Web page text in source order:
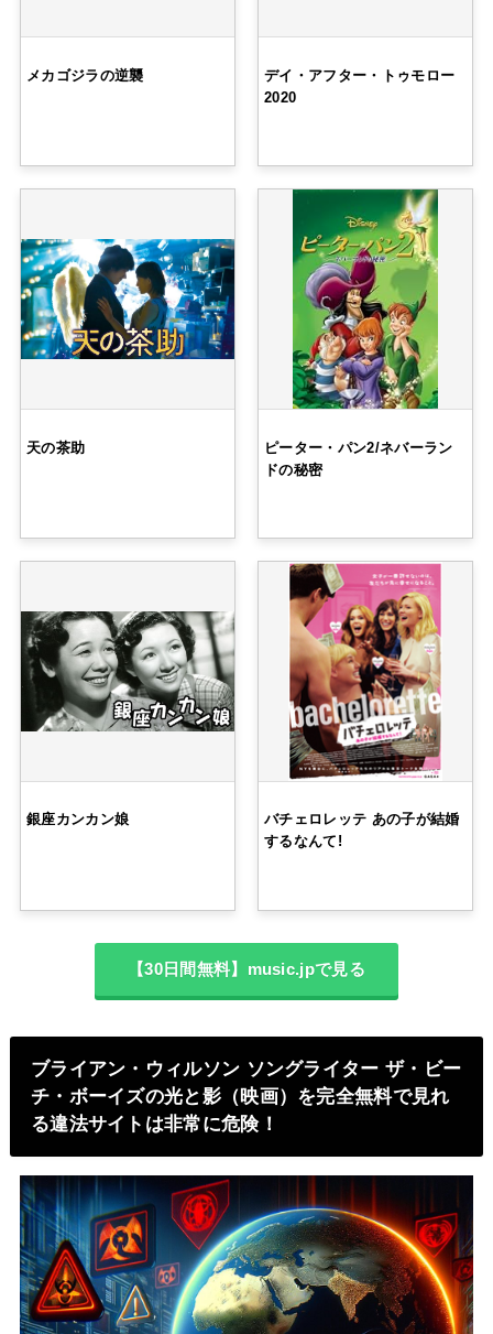
メカゴジラの逆襲
デイ・アフター・トゥモロー
2020
天の茶助
ピーター・パン2/ネバーラン
ドの秘密
銀座カンカン娘
バチェロレッテ あの子が結婚
するなんて!
【30日間無料】music.jpで見る
ブライアン・ウィルソン ソングライター ザ・ビー
チ・ボーイズの光と影（映画）を完全無料で見れ
る違法サイトは非常に危険！